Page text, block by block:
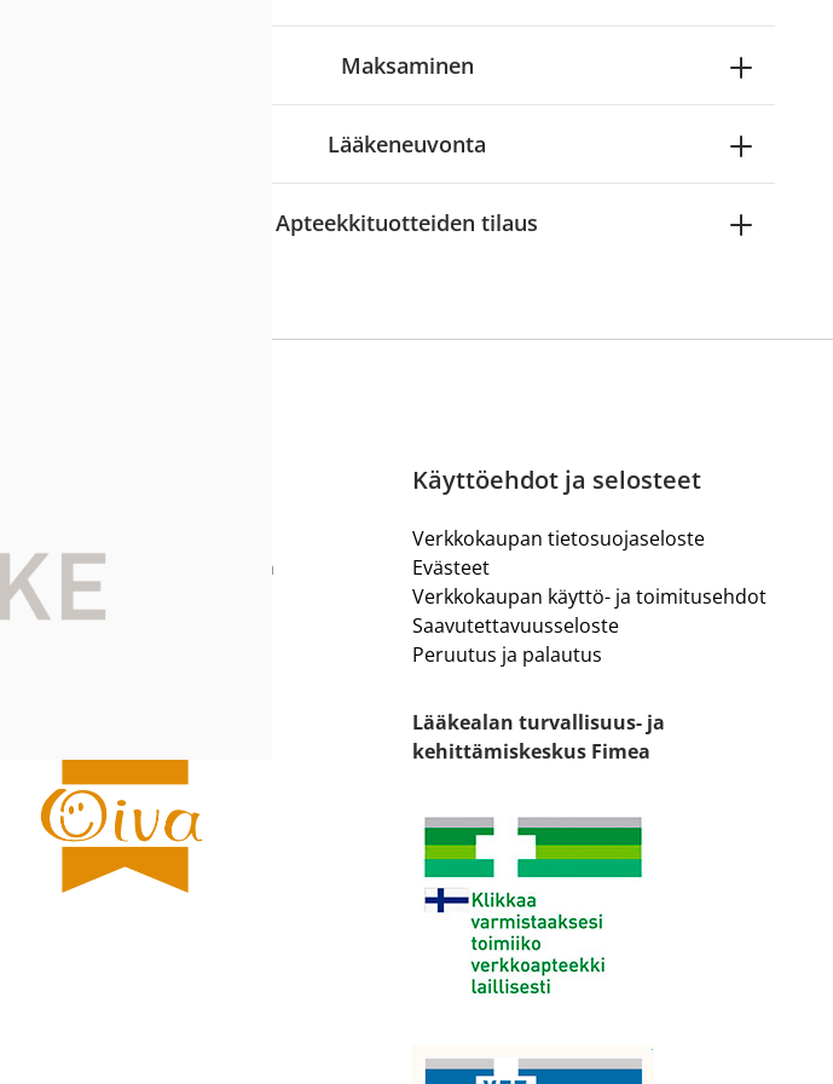
Maksaminen
Lääkeneuvonta
Apteekkituotteiden tilaus
Neuvomme sinua apteekin
aukioloaikojen puitteissa.
Käyttöehdot ja selosteet
Verkkokaupan tietosuojaseloste
Evästeet
Verkkokaupan käyttö- ja toimitusehdot
Saavutettavuusseloste
Peruutus ja palautus
Lääkealan turvallisuus- ja
kehittämiskeskus Fimea